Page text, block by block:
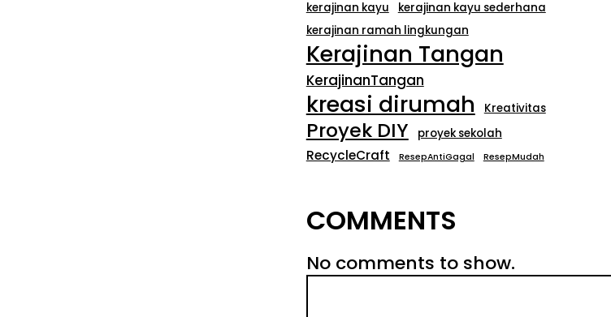
kerajinan kayu
kerajinan kayu sederhana
kerajinan ramah lingkungan
Kerajinan Tangan
KerajinanTangan
kreasi dirumah Kreativitas
Proyek DIY proyek sekolah
RecycleCraft ResepAntiGagal ResepMudah
COMMENTS
No comments to show.
S